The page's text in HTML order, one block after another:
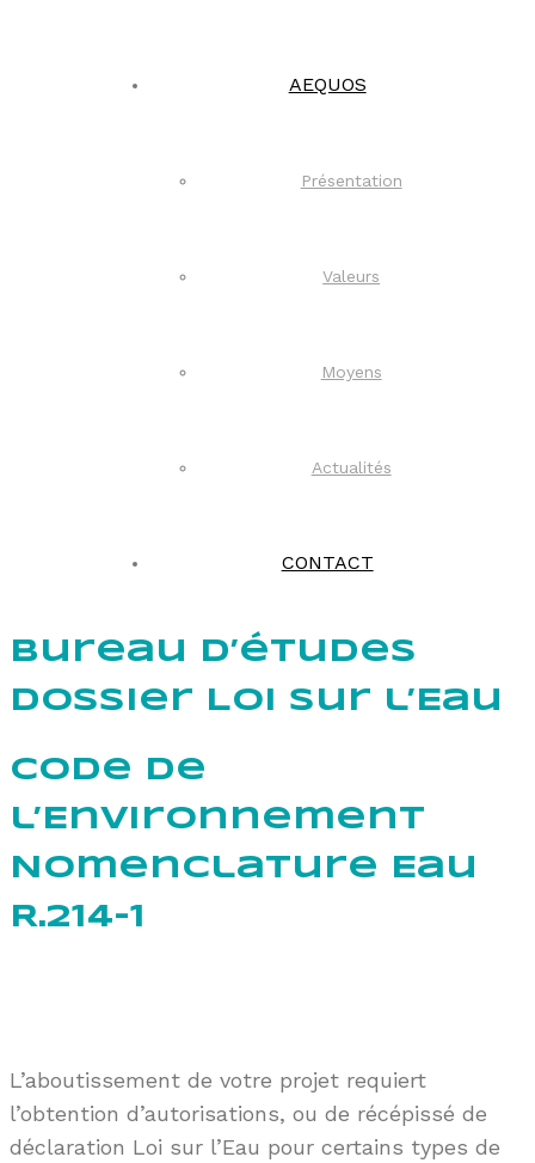
AEQUOS
Présentation
Valeurs
Moyens
Actualités
CONTACT
Bureau d’études
Dossier Loi sur l’Eau
Code de
l’Environnement
Nomenclature Eau
R.214-1
L’aboutissement de votre projet requiert
l’obtention d’autorisations, ou de récépissé de
déclaration Loi sur l’Eau pour certains types de